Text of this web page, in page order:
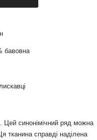
бавовна
Цей синонімічний ряд можна
тканина справді наділена